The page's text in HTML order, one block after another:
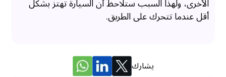
الأخرى، ولهذا السبب ستلاحظ أن السيارة تهتز بشكل
أقل عندما تتحرك على الطريق.
يشارك